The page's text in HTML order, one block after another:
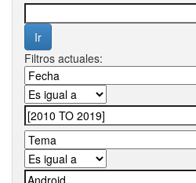
Filtros actuales: